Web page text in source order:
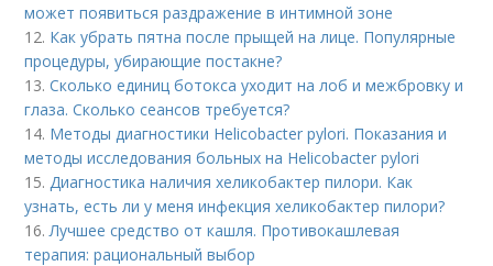
может появиться раздражение в интимной зоне
12. Как убрать пятна после прыщей на лице. Популярные
процедуры, убирающие постакне?
13.Сколько единиц ботокса уходит на лоб и межбровку и
глаза. Сколько сеансов требуется?
14. Методы диагностики Helicobacter pylori. Показания и
методы исследования больных на Helicobacter pylori
15.Диагностика наличия хеликобактер пилори. Как
узнать, есть ли у меня инфекция хеликобактер пилори?
16.Лучшее средство от кашля. Противокашлевая
терапия: рациональный выбор